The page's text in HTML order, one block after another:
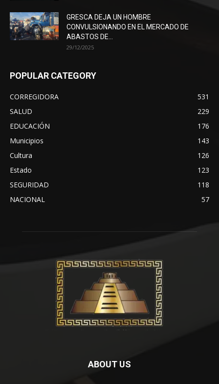
GRESCA DEJA UN HOMBRE
CONVULSIONANDO EN EL MERCADO DE
ABASTOS DE...
29/12/2025
POPULAR CATEGORY
CORREGIDORA
531
SALUD
229
EDUCACIÓN
176
Municipios
143
Cultura
126
Estado
123
SEGURIDAD
118
NACIONAL
57
ABOUT US